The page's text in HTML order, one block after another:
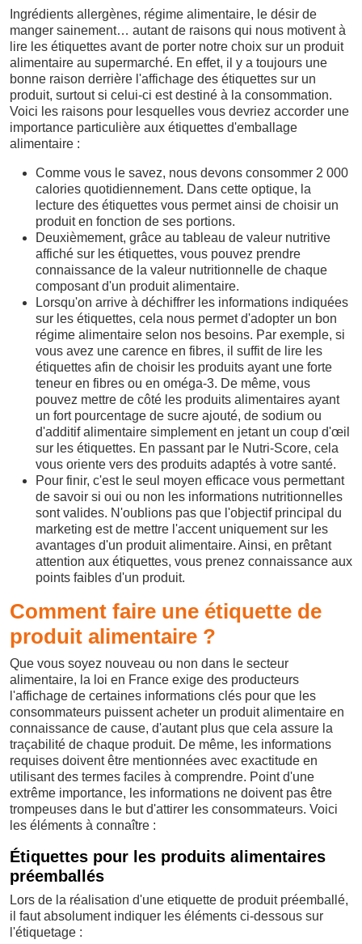
Ingrédients allergènes, régime alimentaire, le désir de
manger sainement… autant de raisons qui nous motivent à
lire les étiquettes avant de porter notre choix sur un produit
alimentaire au supermarché. En effet, il y a toujours une
bonne raison derrière l'affichage des étiquettes sur un
produit, surtout si celui-ci est destiné à la consommation.
Voici les raisons pour lesquelles vous devriez accorder une
importance particulière aux étiquettes d'emballage
alimentaire :
Comme vous le savez, nous devons consommer 2 000
calories quotidiennement. Dans cette optique, la
lecture des étiquettes vous permet ainsi de choisir un
produit en fonction de ses portions.
Deuxièmement, grâce au tableau de valeur nutritive
affiché sur les étiquettes, vous pouvez prendre
connaissance de la valeur nutritionnelle de chaque
composant d'un produit alimentaire.
Lorsqu'on arrive à déchiffrer les informations indiquées
sur les étiquettes, cela nous permet d'adopter un bon
régime alimentaire selon nos besoins. Par exemple, si
vous avez une carence en fibres, il suffit de lire les
étiquettes afin de choisir les produits ayant une forte
teneur en fibres ou en oméga-3. De même, vous
pouvez mettre de côté les produits alimentaires ayant
un fort pourcentage de sucre ajouté, de sodium ou
d'additif alimentaire simplement en jetant un coup d'œil
sur les étiquettes. En passant par le Nutri-Score, cela
vous oriente vers des produits adaptés à votre santé.
Pour finir, c'est le seul moyen efficace vous permettant
de savoir si oui ou non les informations nutritionnelles
sont valides. N'oublions pas que l'objectif principal du
marketing est de mettre l'accent uniquement sur les
avantages d'un produit alimentaire. Ainsi, en prêtant
attention aux étiquettes, vous prenez connaissance aux
points faibles d'un produit.
Comment faire une étiquette de
produit alimentaire ?
Que vous soyez nouveau ou non dans le secteur
alimentaire, la loi en France exige des producteurs
l'affichage de certaines informations clés pour que les
consommateurs puissent acheter un produit alimentaire en
connaissance de cause, d'autant plus que cela assure la
traçabilité de chaque produit. De même, les informations
requises doivent être mentionnées avec exactitude en
utilisant des termes faciles à comprendre. Point d'une
extrême importance, les informations ne doivent pas être
trompeuses dans le but d'attirer les consommateurs. Voici
les éléments à connaître :
Étiquettes pour les produits alimentaires
préemballés
Lors de la réalisation d'une etiquette de produit préemballé,
il faut absolument indiquer les éléments ci-dessous sur
l'étiquetage :